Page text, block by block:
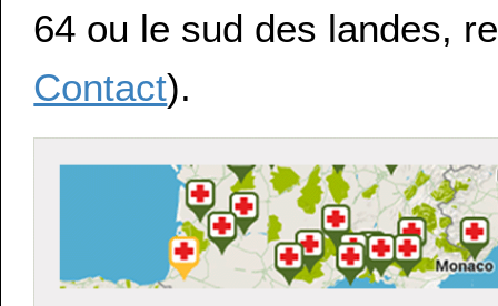
64 ou le sud des landes,
Contact).